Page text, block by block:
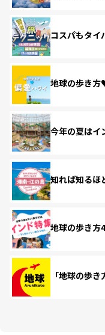
コスパもタイ
地球の歩き
今年の夏はイ
知れば知るほ
地球の歩き方
「地球の歩